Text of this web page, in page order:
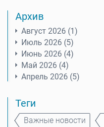
Архив
Август 2026 (1)
Июль 2026 (5)
Июнь 2026 (4)
Май 2026 (4)
Апрель 2026 (5)
Теги
Важные новости